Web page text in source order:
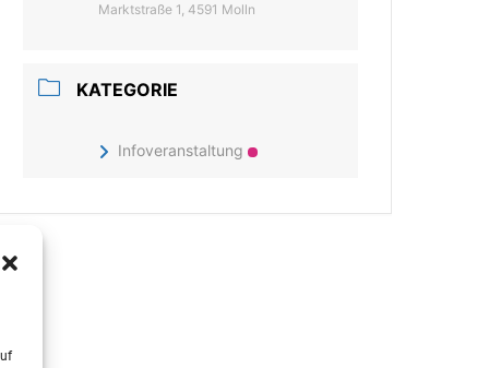
Marktstraße 1, 4591 Molln
KATEGORIE
Infoveranstaltung